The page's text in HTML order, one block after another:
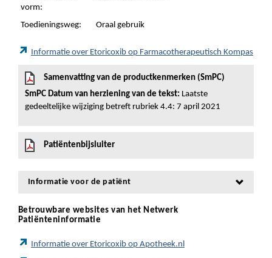
vorm:
Toedieningsweg: Oraal gebruik
Informatie over Etoricoxib op Farmacotherapeutisch Kompas
Samenvatting van de productkenmerken (SmPC)
SmPC Datum van herziening van de tekst: Laatste
gedeeltelijke wijziging betreft rubriek 4.4: 7 april 2021
Patiëntenbijsluiter
Informatie voor de patiënt
Betrouwbare websites van het Netwerk
Patiënteninformatie
Informatie over Etoricoxib op Apotheek.nl